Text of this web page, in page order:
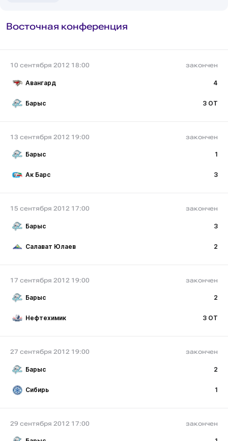
Восточная конференция
10 сентября 2012 18:00 закончен
Авангард 4
Барыс 3 ОТ
13 сентября 2012 19:00 закончен
Барыс 1
Ак Барс 3
15 сентября 2012 17:00 закончен
Барыс 3
Салават Юлаев 2
17 сентября 2012 19:00 закончен
Барыс 2
Нефтехимик 3 ОТ
27 сентября 2012 19:00 закончен
Барыс 2
Сибирь 1
29 сентября 2012 17:00 закончен